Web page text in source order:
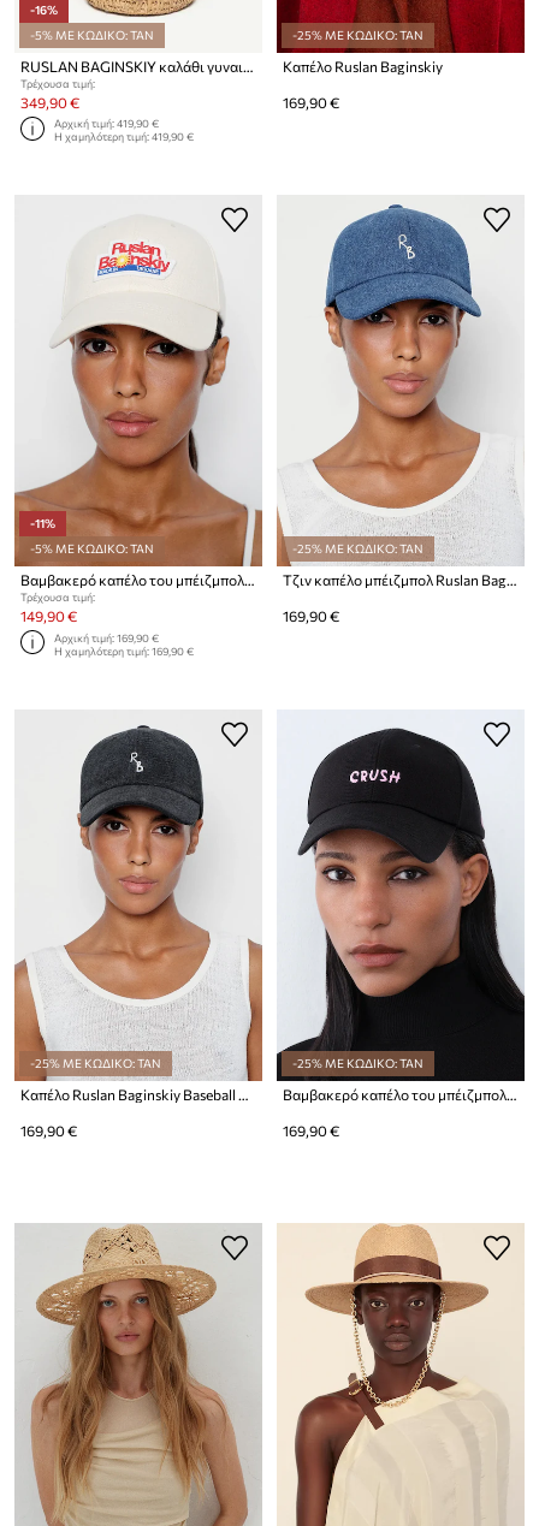
-16%
-5% ΜΕ ΚΩΔΙΚΟ: TAN
RUSLAN BAGINSKIY καλάθι γυναικείο πλεγμένο
Τρέχουσα τιμή:
349,90 €
Αρχική τιμή:419,90 €
Η χαμηλότερη τιμή:419,90 €
-25% ΜΕ ΚΩΔΙΚΟ: TAN
Καπέλο Ruslan Baginskiy
169,90 €
-11%
-5% ΜΕ ΚΩΔΙΚΟ: TAN
Βαμβακερό καπέλο του μπέιζμπολ Ruslan Baginskiy Baseball Cap
Τρέχουσα τιμή:
149,90 €
Αρχική τιμή:169,90 €
Η χαμηλότερη τιμή:169,90 €
-25% ΜΕ ΚΩΔΙΚΟ: TAN
Τζιν καπέλο μπέιζμπολ Ruslan Baginskiy Baseball Cap
169,90 €
-25% ΜΕ ΚΩΔΙΚΟ: TAN
169,90 €
-25% ΜΕ ΚΩΔΙΚΟ: TAN
169,90 €